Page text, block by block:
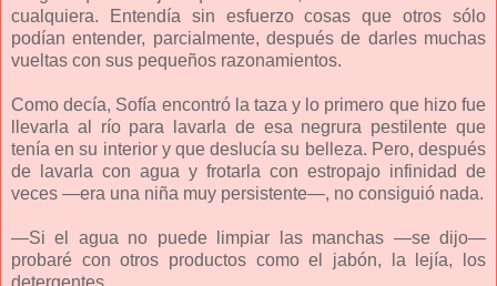
cualquiera. Entendía sin esfuerzo cosas que otros sólo
podían entender, parcialmente, después de darles muchas
vueltas con sus pequeños razonamientos.
Como decía, Sofía encontró la taza y lo primero que hizo fue
llevarla al río para lavarla de esa negrura pestilente que
tenía en su interior y que deslucía su belleza. Pero, después
de lavarla con agua y frotarla con estropajo infinidad de
veces —era una niña muy persistente—, no consiguió nada.
—Si el agua no puede limpiar las manchas —se dijo—
probaré con otros productos como el jabón, la lejía, los
detergentes…